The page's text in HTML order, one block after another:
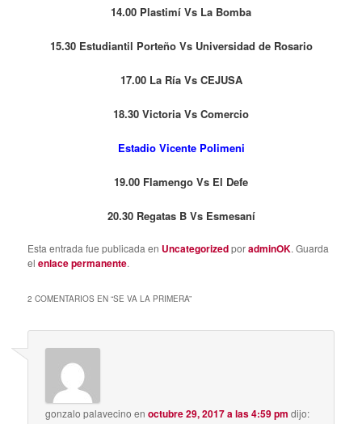
14.00 Plastimí Vs La Bomba
15.30 Estudiantil Porteño Vs Universidad de Rosario
17.00 La Ría Vs CEJUSA
18.30 Victoria Vs Comercio
Estadio Vicente Polimeni
19.00 Flamengo Vs El Defe
20.30 Regatas B Vs Esmesaní
Esta entrada fue publicada en UncategorizedporadminOK. Guarda
elenlace permanente.
2 COMENTARIOS EN “SE VA LA PRIMERA”
gonzalo palavecino enoctubre 29, 2017 a las 4:59 pm dijo: